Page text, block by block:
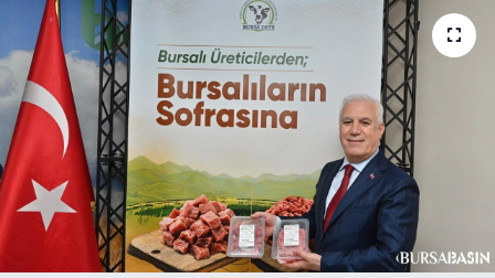
Bursaspor
Gündem
Sağlık
Eğitim
Ekonomi
Son Dakika Haberleri
Haber Arşivi